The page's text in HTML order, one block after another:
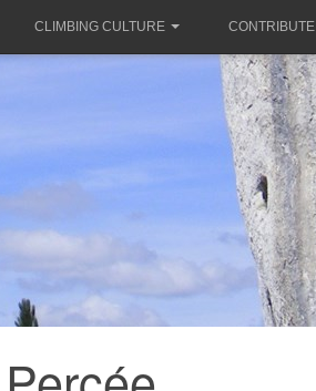
CLIMBING CULTURE CONTRIBUTE